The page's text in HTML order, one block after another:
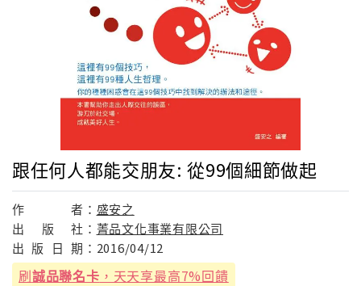
跟任何人都能交朋友: 從99個細節做起
作 者： 盛安之
出
版 社： 菁品文化事業有限公司
出 版 日 期： 2016/04/12
刷誠品聯名卡 ，天天享最高7%回饋